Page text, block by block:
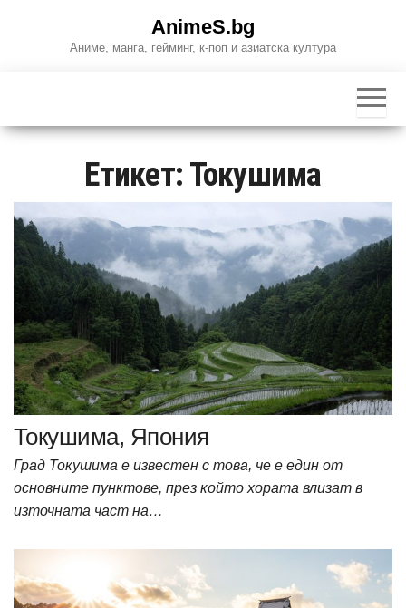
AnimeS.bg
Аниме, манга, гейминг, к-поп и азиатска култура
Етикет: Токушима
Токушима, Япония
Град Токушима е известен с това, че е един от
основните пунктове, през който хората влизат в
източната част на…